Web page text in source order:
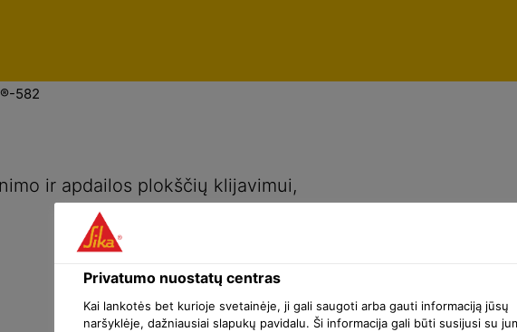
582
ir apdailos plokščių klijavimui,
Privatumo nuostatų centras
Kai lankotės bet kurioje svetainėje, ji gali saugoti arba gauti informaciją jūsų
naršyklėje, dažniausiai slapukų pavidalu. Ši informacija gali būti susijusi su
DokumentaiPrivatumo nuostatų centras